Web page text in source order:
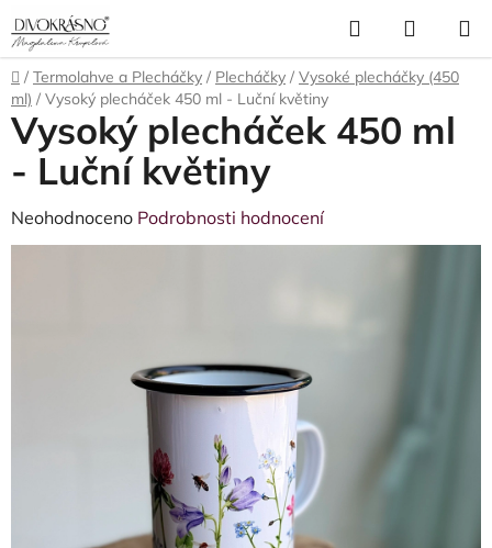
na
obsah
Hledat
KOŠÍK
Domů
/ Termolahve a Plecháčky / Plecháčky / Vysoké plecháčky (450
ml) / Vysoký plecháček 450 ml - Luční květiny
Vysoký plecháček 450 ml
- Luční květiny
Průměrné
hodnocení
Neohodnoceno Podrobnosti hodnocení